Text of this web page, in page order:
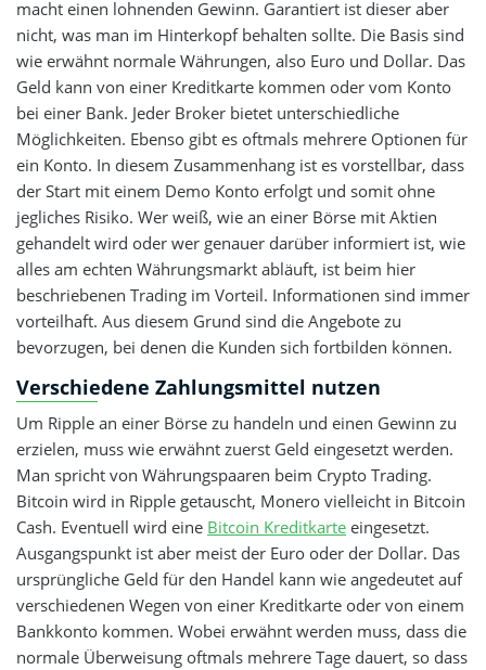
macht einen lohnenden Gewinn. Garantiert ist dieser aber
nicht, was man im Hinterkopf behalten sollte. Die Basis sind
wie erwähnt normale Währungen, also Euro und Dollar. Das
Geld kann von einer Kreditkarte kommen oder vom Konto
bei einer Bank. Jeder Broker bietet unterschiedliche
Möglichkeiten. Ebenso gibt es oftmals mehrere Optionen für
ein Konto. In diesem Zusammenhang ist es vorstellbar, dass
der Start mit einem Demo Konto erfolgt und somit ohne
jegliches Risiko. Wer weiß, wie an einer Börse mit Aktien
gehandelt wird oder wer genauer darüber informiert ist, wie
alles am echten Währungsmarkt abläuft, ist beim hier
beschriebenen Trading im Vorteil. Informationen sind immer
vorteilhaft. Aus diesem Grund sind die Angebote zu
bevorzugen, bei denen die Kunden sich fortbilden können.
Verschiedene Zahlungsmittel nutzen
Um Ripple an einer Börse zu handeln und einen Gewinn zu
erzielen, muss wie erwähnt zuerst Geld eingesetzt werden.
Man spricht von Währungspaaren beim Crypto Trading.
Bitcoin wird in Ripple getauscht, Monero vielleicht in Bitcoin
Cash. Eventuell wird eine Bitcoin Kreditkarte eingesetzt.
Ausgangspunkt ist aber meist der Euro oder der Dollar. Das
ursprüngliche Geld für den Handel kann wie angedeutet auf
verschiedenen Wegen von einer Kreditkarte oder von einem
Bankkonto kommen. Wobei erwähnt werden muss, dass die
normale Überweisung oftmals mehrere Tage dauert, so dass